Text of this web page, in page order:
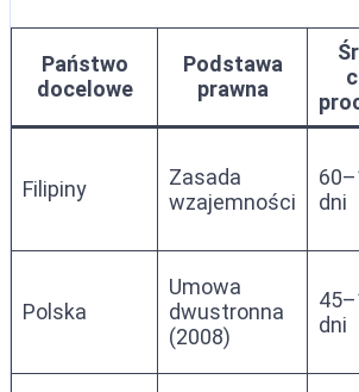
Państwo
docelowe
Podstawa
prawna
Filipiny
Zasada
wzajemności
dni
Polska
Umowa
dwustronna
(2008)
dni